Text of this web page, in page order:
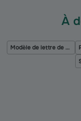
À
Modèle de lettre de résiliation mutuelle